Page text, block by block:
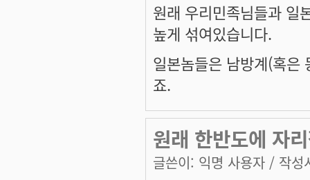
원래 우리민족님들과 일
높게 섞여있습니다.
일본놈들은 남방계(혹은
죠.
원래 한반도에 자
글쓴이: 익명 사용자 / 작성